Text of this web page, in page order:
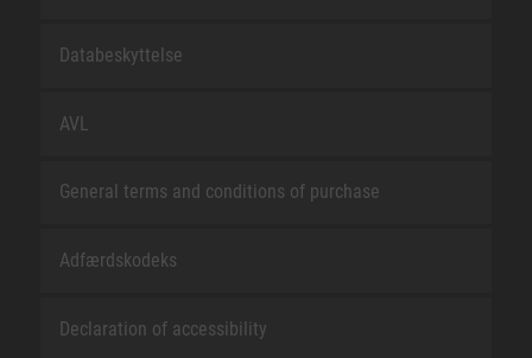
Databeskyttelse
AVL
General terms and conditions of purchase
Adfærdskodeks
Declaration of accessibility